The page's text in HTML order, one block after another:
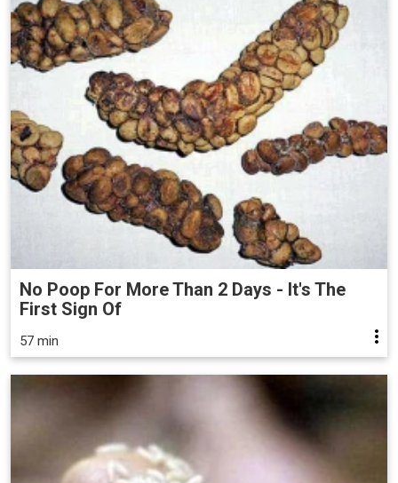
No Poop For More Than 2 Days - It's The
First Sign Of
57 min